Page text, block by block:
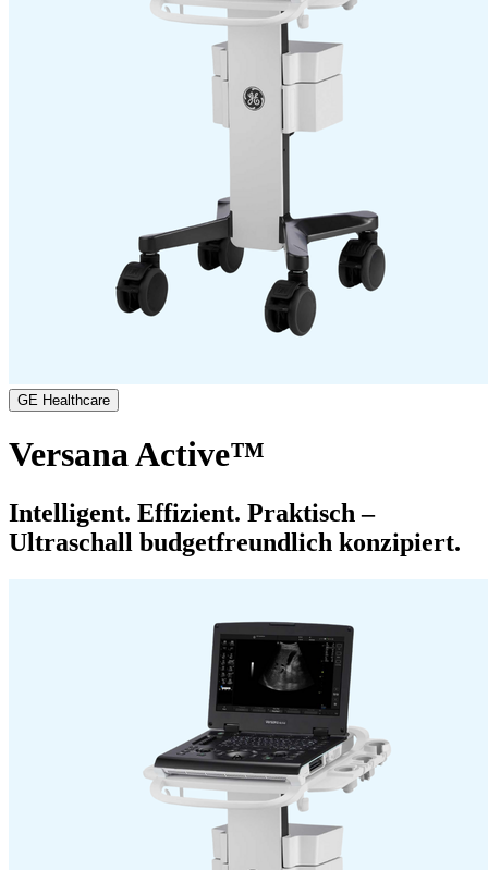
GE Healthcare
Versana Active™
Intelligent. Effizient. Praktisch –
Ultraschall budgetfreundlich konzipiert.